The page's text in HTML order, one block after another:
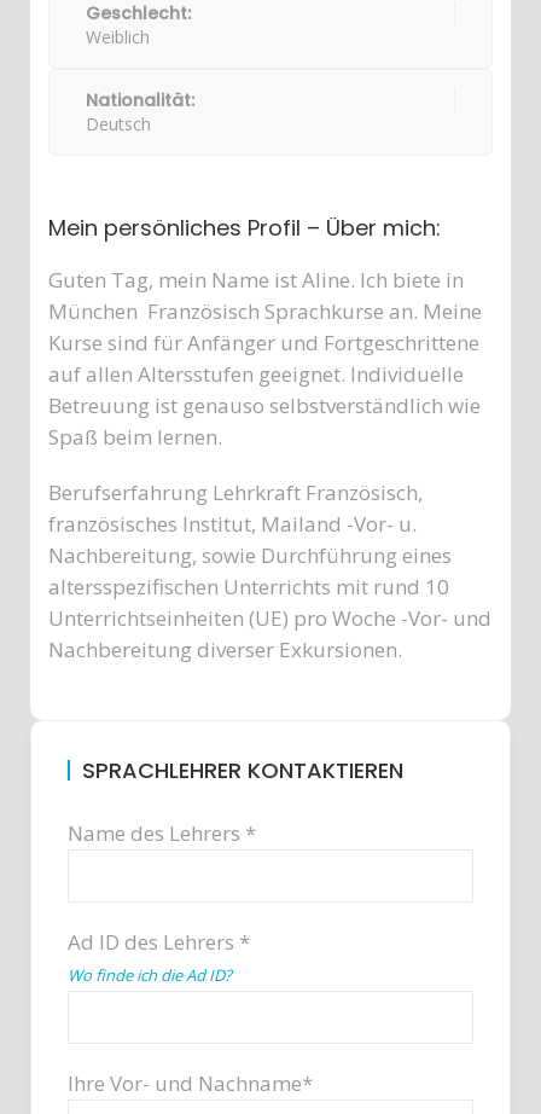
Geschlecht:
Weiblich
Nationalität:
Deutsch
Mein persönliches Profil – Über mich:
Guten Tag, mein Name ist Aline. Ich biete in
München Französisch Sprachkurse an. Meine
Kurse sind für Anfänger und Fortgeschrittene
auf allen Altersstufen geeignet. Individuelle
Betreuung ist genauso selbstverständlich wie
Spaß beim lernen.
Berufserfahrung Lehrkraft Französisch,
französisches Institut, Mailand -Vor- u.
Nachbereitung, sowie Durchführung eines
altersspezifischen Unterrichts mit rund 10
Unterrichtseinheiten (UE) pro Woche -Vor- und
Nachbereitung diverser Exkursionen.
SPRACHLEHRER KONTAKTIEREN
Name des Lehrers *
Ad ID des Lehrers *
Wo finde ich die Ad ID?
Ihre Vor- und Nachname*